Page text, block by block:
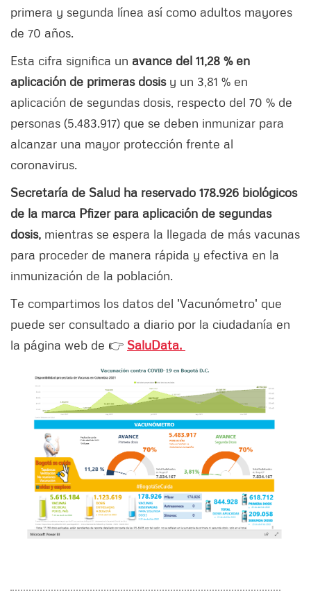
primera y segunda línea así como adultos mayores
de 70 años.
Esta cifra significa un avance del 11,28 % en
aplicación de primeras dosisy un 3,81 % en
aplicación de segundas dosis, respecto del 70 % de
personas (5.483.917) que se deben inmunizar para
alcanzar una mayor protección frente al
coronavirus.
Secretaría de Salud ha reservado 178.926 biológicos
de la marca Pfizer para aplicación de segundas
dosis, mientras se espera la llegada de más vacunas
para proceder de manera rápida y efectiva en la
inmunización de la población.
Te compartimos los datos del 'Vacunómetro' que
puede ser consultado a diario por la ciudadanía en
la página web de 👉 SaluData.